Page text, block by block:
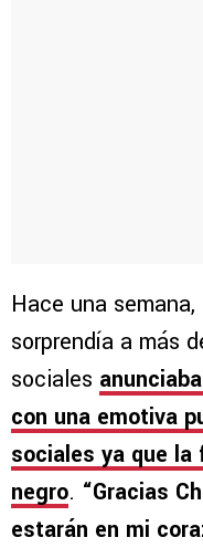
Hace una
sorprendía a más
sociales
con una emotiva
sociales ya que
negro. “Gracias
estarán en mi